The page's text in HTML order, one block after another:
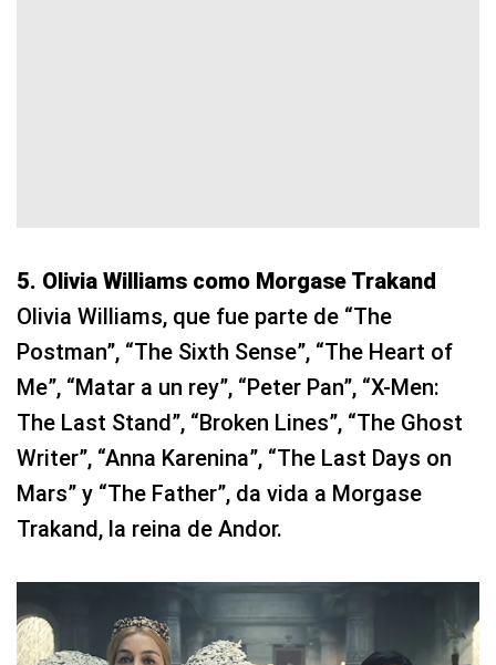
5. Olivia Williams como Morgase Trakand
Olivia Williams, que fue parte de “The
Postman”, “The Sixth Sense”, “The Heart of
Me”, “Matar a un rey”, “Peter Pan”, “X-Men:
The Last Stand”, “Broken Lines”, “The Ghost
Writer”, “Anna Karenina”, “The Last Days on
Mars” y “The Father”, da vida a Morgase
Trakand, la reina de Andor.